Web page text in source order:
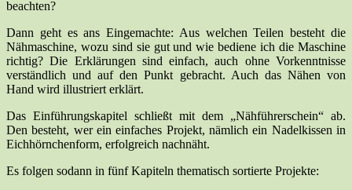
beachten?
Dann geht es ans Eingemachte: Aus welchen Teilen besteht die
Nähmaschine, wozu sind sie gut und wie bediene ich die Maschine
richtig? Die Erklärungen sind einfach, auch ohne Vorkenntnisse
verständlich und auf den Punkt gebracht. Auch das Nähen von
Hand wird illustriert erklärt.
Das Einführungskapitel schließt mit dem „Nähführerschein“ ab.
Den besteht, wer ein einfaches Projekt, nämlich ein Nadelkissen in
Eichhörnchenform, erfolgreich nachnäht.
Es folgen sodann in fünf Kapiteln thematisch sortierte Projekte: